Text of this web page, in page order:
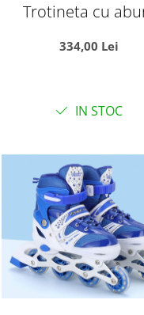
Trotineta cu
Bluetooth si cablu
334,00 Lei
IN STOC